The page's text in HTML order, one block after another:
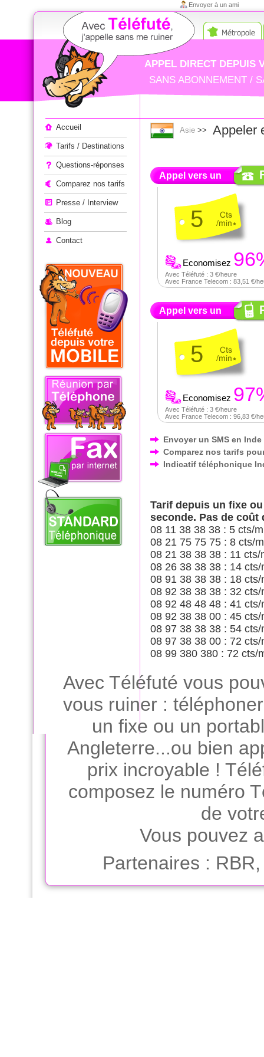
Appeler à l'étranger
Envoyer à un ami
APPEL DIRECT DEPUIS
SANS ABONNEMENT /
Accueil
Tarifs / Destinations
Questions-réponses
Comparez nos tarifs
Presse / Interview
Blog
Contact
Asie >> Appeler
Appel vers un
5
Economisez
Avec Téléfuté : 3 €/heure
Avec France Telecom : 83,51 €/
Appel vers un
5
Economisez
Avec Téléfuté : 3 €/heure
Avec France Telecom : 96,83 €/
Envoyer un SMS en Inde
Comparez nos tarifs
Indicatif téléphonique
Tarif depuis un fixe
seconde. Pas de coût
08 11 38 38 38 : 5 cts/
08 21 75 75 75 : 8 cts/
08 21 38 38 38 : 11 cts/
08 26 38 38 38 : 14 cts/
08 91 38 38 38 : 18 cts/
08 92 38 38 38 : 32 cts/
08 92 48 48 48 : 41 cts/
08 92 38 38 00 : 45 cts/
08 97 38 38 38 : 54 cts/
08 97 38 38 00 : 72 cts/
08 99 380 380 : 72 cts/
Avec Téléfuté vous
vous ruiner :
un fixe ou un
Angleterre...ou bien
prix incroyable !
composez le numéro
de
Vous pouvez
Partenaires :